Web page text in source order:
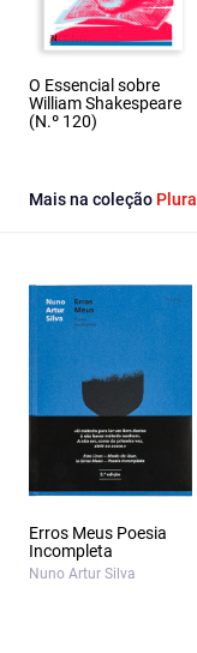
O Essencial sobre
William Shakespeare
(N.º 120)
Mais na coleção Plural
Erros Meus Poesia
Incompleta
Nuno Artur Silva